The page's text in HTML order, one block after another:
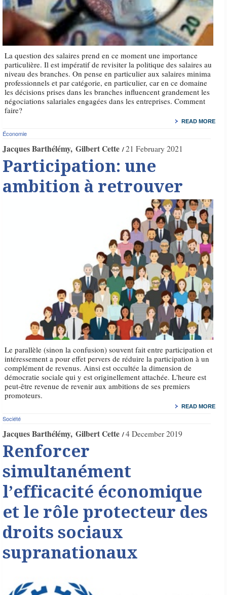
La question des salaires prend en ce moment une importance
particulière. Il est impératif de revisiter la politique des salaires au
niveau des branches. On pense en particulier aux salaires minima
professionnels et par catégorie, en particulier, car en ce domaine
les décisions prises dans les branches influencent grandement les
négociations salariales engagées dans les entreprises. Comment
faire?
READ MORE
Économie
Jacques Barthélémy Gilbert Cette 21 February 2021
Participation: une
ambition à retrouver
Le parallèle (sinon la confusion) souvent fait entre participation et
intéressement a pour effet pervers de réduire la participation à un
complément de revenus. Ainsi est occultée la dimension de
démocratie sociale qui y est originellement attachée. L'heure est
peut-être revenue de revenir aux ambitions de ses premiers
promoteurs.
READ MORE
Société
Jacques Barthélémy Gilbert Cette 4 December 2019
Renforcer
simultanément
l’efficacité économique
et le rôle protecteur des
droits sociaux
supranationaux